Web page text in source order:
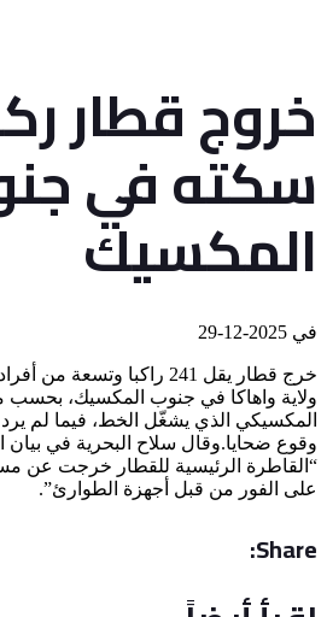
خروج قطار
سكته في
المكسيك
في
خرج قطار يقل 241 راكبا
ولاية واهاكا في جنوب المكسيك، بحسب
المكسيكي الذي يشغّل الخط، فيما لم
وقوع ضحايا.وقال سلاح البحرية في
“القاطرة الرئيسية للقطار خرجت عن
على الفور من قبل أجهزة الطوارئ”.
Share: